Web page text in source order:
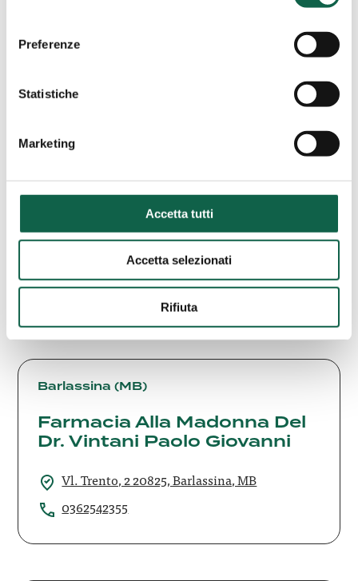
Preferenze
Statistiche
Marketing
Accetta tutti
Accetta selezionati
Rifiuta
Via Jamoretti,51 21056, Induno Olona, VA
0332201246
Trieste (TS)
Farmacia Ai Gemelli
via Bartolomeo D'Alviano 23 34144, Trieste, TS
0403409851
Ai
Gemelli
Barlassina (MB)
Farmacia Alla Madonna Del
Dr. Vintani Paolo Giovanni
Vl. Trento, 2 20825, Barlassina, MB
0362542355
Farmacia
Alla
Del
Dr.
Paolo
Giovanni